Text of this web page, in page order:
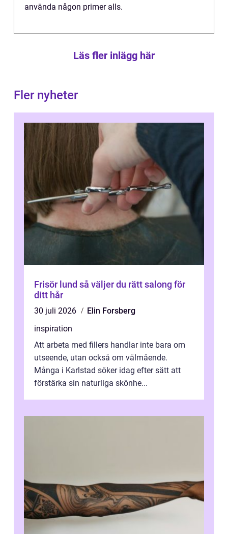
använda någon primer alls.
Läs fler inlägg här
Fler nyheter
Frisör lund så väljer du rätt salong för
ditt hår
30 juli 2026
Elin Forsberg
inspiration
Att arbeta med fillers handlar inte bara om
utseende, utan också om välmående.
Många i Karlstad söker idag efter sätt att
förstärka sin naturliga skönhe...